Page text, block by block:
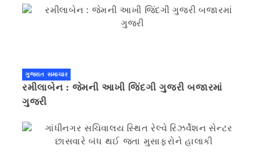
ગુજરાત સમાચાર
રમીલાબેન : જેમની આખી જિંદગી ગુજરી બજારમાં
ગુજરી